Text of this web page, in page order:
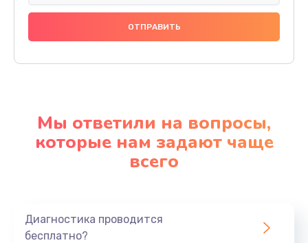
Мы ответили на вопросы,
которые нам задают чаще
всего
Диагностика проводится
бесплатно?